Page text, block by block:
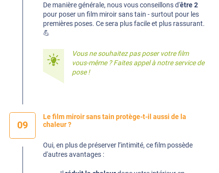
De manière générale, nous vous conseillons d'être 2
pour poser un film miroir sans tain - surtout pour les
premières poses. Ce sera plus facile et plus rassurant.
💪
Vous ne souhaitez pas poser votre film
vous-même ? Faites appel à notreservice de
pose!
09
Le film miroir sans tain protège-t-il aussi de la
chaleur ?
Oui, en plus de préserver l’intimité, ce film possède
d'autres avantages :